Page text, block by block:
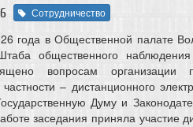
Сотрудничество
года в Общественной палате
общественного
вопросам организации
– дистанционного
Думу и
заседания приняла